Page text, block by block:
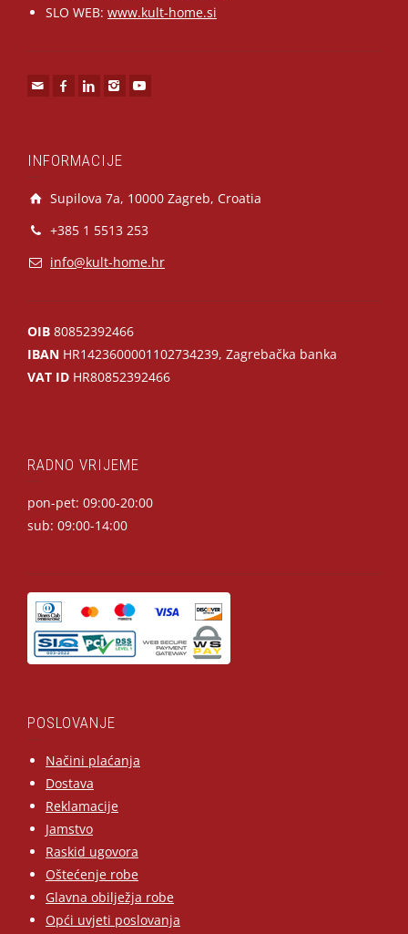
SLO WEB: www.kult-home.si
INFORMACIJE
Supilova 7a, 10000 Zagreb, Croatia
+385 1 5513 253
info@kult-home.hr
OIB 80852392466
IBAN HR1423600001102734239, Zagrebačka banka
VAT ID HR80852392466
RADNO VRIJEME
pon-pet: 09:00-20:00
sub: 09:00-14:00
POSLOVANJE
Načini plaćanja
Dostava
Reklamacije
Jamstvo
Raskid ugovora
Oštećenje robe
Glavna obilježja robe
Opći uvjeti poslovanja